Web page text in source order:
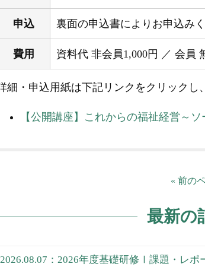
申込 裏面の申込書によりお申込みく
費用 資料代 非会員1,000円 ／ 会員
細・申込用紙は下記リンクをクリックし
【公開講座】これからの福祉経営～
« 前の
最新の
2026.08.07：2026年度基礎研修Ⅰ課題・レポ